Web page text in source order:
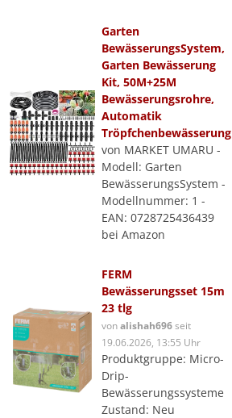
Garten
BewässerungsSystem,
Garten Bewässerung
Kit, 50M+25M
Bewässerungsrohre,
Automatik
Tröpfchenbewässerung
von MARKET UMARU -
Modell: Garten
BewässerungsSystem -
Modellnummer: 1 -
EAN: 0728725436439
bei Amazon
FERM
Bewässerungsset 15m
23 tlg
vonalishah696seit
19.06.2026, 13:55 Uhr
Produktgruppe: Micro-
Drip-
Bewässerungssysteme
Zustand: Neu